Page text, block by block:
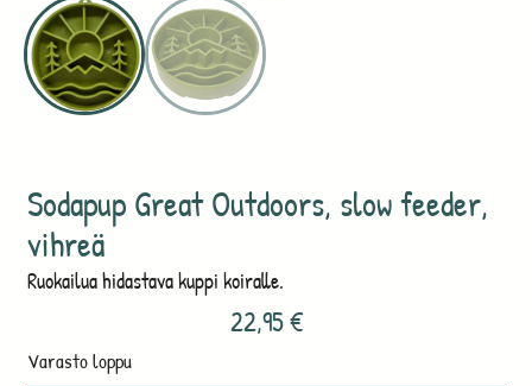
Sodapup Great Outdoors, slow feeder,
vihreä
Ruokailua hidastava kuppi koiralle.
22,95€
Varasto loppu